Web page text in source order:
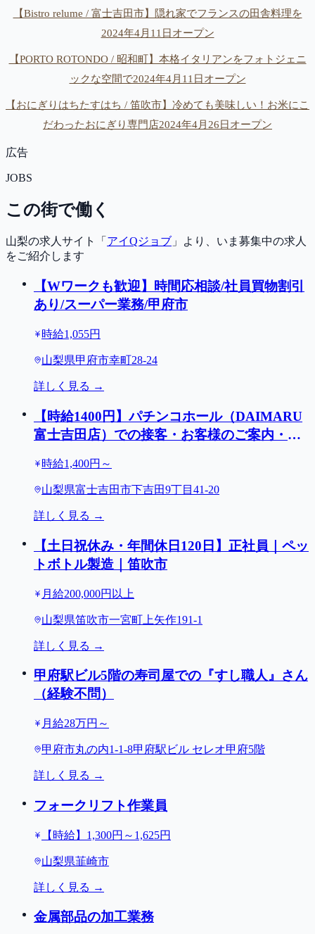
【Bistro relume / 富士吉田市】隠れ家でフランスの田舎料理を
2024年4月11日オープン
【PORTO ROTONDO / 昭和町】本格イタリアンをフォトジェニ
ックな空間で2024年4月11日オープン
【おにぎりはちたすはち / 笛吹市】冷めても美味しい！お米にこ
だわったおにぎり専門店2024年4月26日オープン
広告
JOBS
この街で働く
山梨の求人サイト「 アイQジョブ 」より、いま募集中の求人
をご紹介します
【Wワークも歓迎】時間応相談/社員買物割引
あり/スーパー業務/甲府市
時給1,055円
山梨県甲府市幸町28-24
詳しく見る →
【時給1400円】パチンコホール（DAIMARU
富士吉田店）での接客・お客様のご案内・店
時給1,400円～
山梨県富士吉田市下吉田9丁目41-20
詳しく見る →
【土日祝休み・年間休日120日】正社員｜ペッ
トボトル製造｜笛吹市
月給200,000円以上
山梨県笛吹市一宮町上矢作191-1
詳しく見る →
甲府駅ビル5階の寿司屋での『すし職人』さん
（経験不問）
月給28万円～
甲府市丸の内1-1-8甲府駅ビル セレオ甲府5階
詳しく見る →
フォークリフト作業員
【時給】1,300円～1,625円
山梨県韮崎市
詳しく見る →
金属部品の加工業務